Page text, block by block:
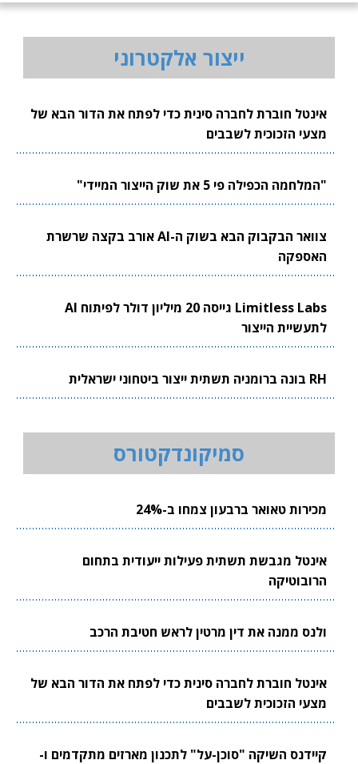
ייצור אלקטרוני
אינטל חוברת לחברה סינית כדי לפתח את הדור הבא של
מצעי הזכוכית לשבבים
"המלחמה הכפילה פי 5 את שוק הייצור המיידי"
צוואר הבקבוק הבא בשוק ה-AI אורב בקצה שרשרת
האספקה
Limitless Labs גייסה 20 מיליון דולר לפיתוח AI
לתעשיית הייצור
RH בונה ברומניה תשתית ייצור ביטחוני ישראלית
סמיקונדקטורס
מכירות טאואר ברבעון צמחו ב-24%
אינטל מגבשת תשתית פעילות ייעודית בתחום
הרובוטיקה
ולנס ממנה את דין מרטין לראש חטיבת הרכב
אינטל חוברת לחברה סינית כדי לפתח את הדור הבא של
מצעי הזכוכית לשבבים
קיידנס השיקה "סוכן-על" לתכנון מארזים מתקדמים ו-